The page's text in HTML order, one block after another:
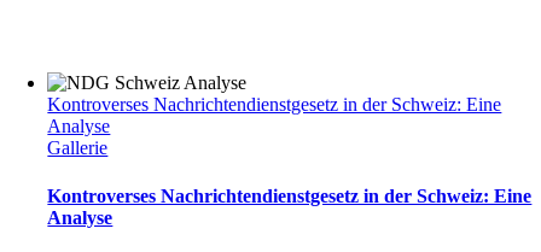
Kontroverses Nachrichtendienstgesetz in der Schweiz: Eine
Analyse
Gallerie
Kontroverses Nachrichtendienstgesetz in der Schweiz: Eine
Analyse